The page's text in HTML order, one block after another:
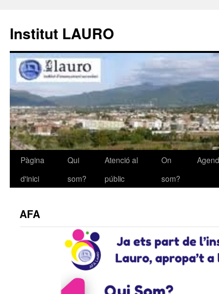
Institut LAURO
Vés
Pàgina
d'inici
Qui
som?
Atenció al
públic
On
som?
AFA